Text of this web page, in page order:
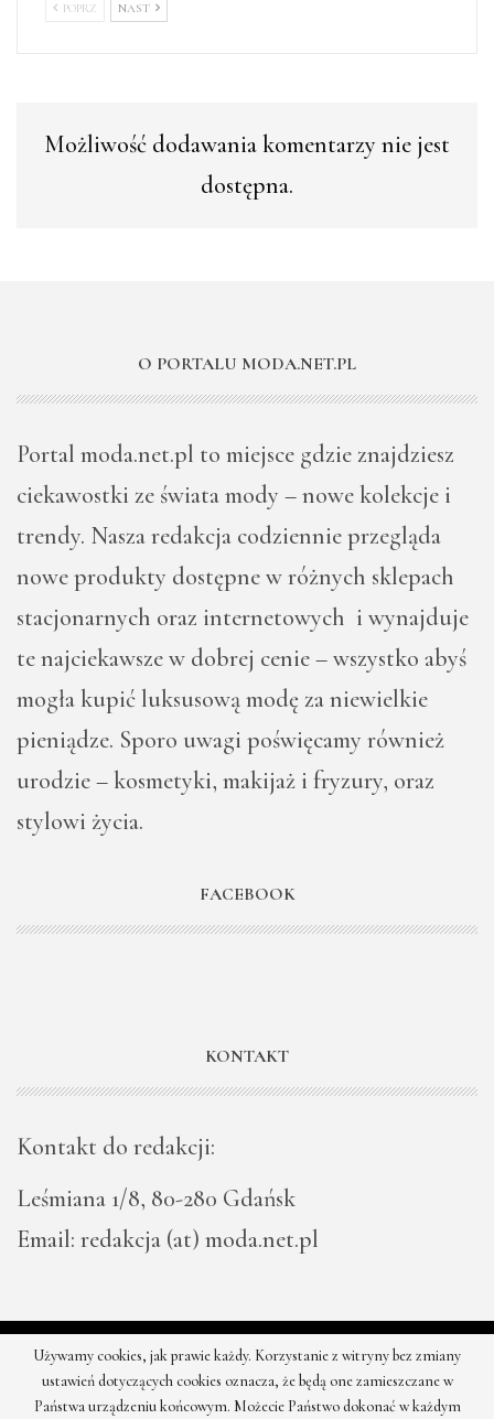
POPRZ NAST
Możliwość dodawania komentarzy nie jest
dostępna.
O PORTALU MODA.NET.PL
Portal moda.net.pl to miejsce gdzie znajdziesz
ciekawostki ze świata mody – nowe kolekcje i
trendy. Nasza redakcja codziennie przegląda
nowe produkty dostępne w różnych sklepach
stacjonarnych oraz internetowych i wynajduje
te najciekawsze w dobrej cenie – wszystko abyś
mogła kupić luksusową modę za niewielkie
pieniądze. Sporo uwagi poświęcamy również
urodzie – kosmetyki, makijaż i fryzury, oraz
stylowi życia.
FACEBOOK
KONTAKT
Kontakt do redakcji:
Leśmiana 1/8, 80-280 Gdańsk
Email: redakcja (at) moda.net.pl
© 2026 - Moda - najnowsze kolekcje, najtańsze sklepy. Wszystkie
prawa zastrzeżone.
Używamy cookies, jak prawie każdy. Korzystanie z witryny bez zmiany
ustawień dotyczących cookies oznacza, że będą one zamieszczane w
Państwa urządzeniu końcowym. Możecie Państwo dokonać w każdym